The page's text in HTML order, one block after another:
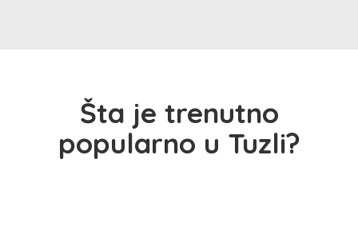
Šta je trenutno
popularno u Tuzli?